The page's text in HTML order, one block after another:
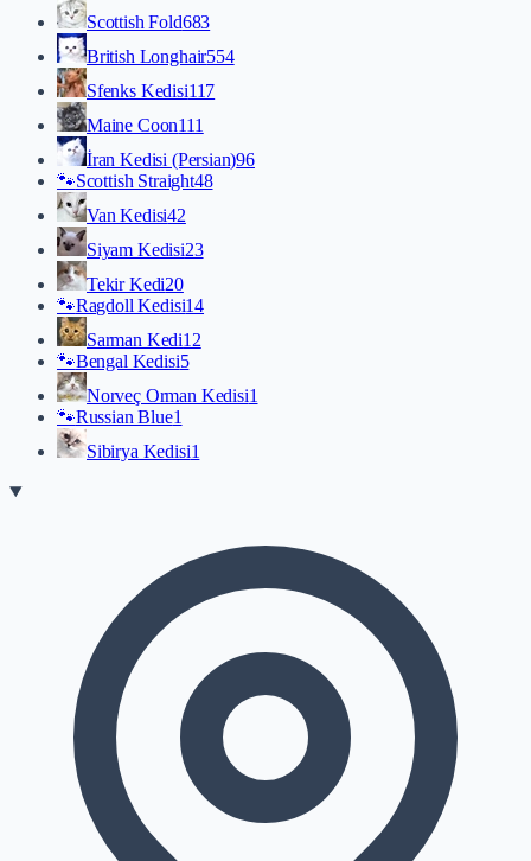
Scottish Fold683
British Longhair554
Sfenks Kedisi117
Maine Coon111
İran Kedisi (Persian)96
🐾Scottish Straight48
Van Kedisi42
Siyam Kedisi23
Tekir Kedi20
🐾Ragdoll Kedisi14
Sarman Kedi12
🐾Bengal Kedisi5
Norveç Orman Kedisi1
🐾Russian Blue1
Sibirya Kedisi1